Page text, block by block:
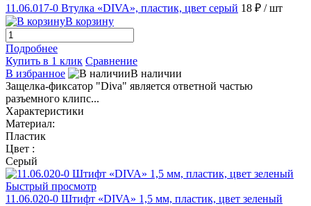
11.06.017-0 Втулка «DIVA», пластик, цвет серый 18 ₽ / шт
В корзину
Подробнее
Купить в 1 клик Сравнение
В избранное
В наличии
Защелка-фиксатор "Diva" является ответной частью
разъемного клипс...
Характеристики
Материал:
Пластик
Цвет :
Серый
Быстрый просмотр
11.06.020-0 Штифт «DIVA» 1,5 мм, пластик, цвет зеленый